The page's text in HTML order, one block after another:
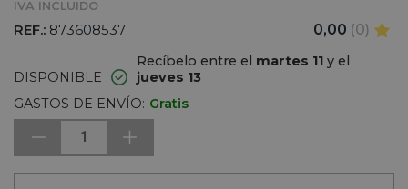
IVA INCLUIDO
REF.: 873608537 0,00 (0)
DISPONIBLE
Recíbelo entre el martes 11 y el
jueves 13
GASTOS DE ENVÍO: Gratis
1